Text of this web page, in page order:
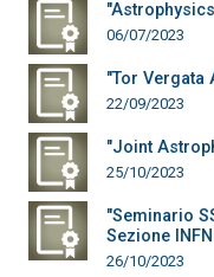
06/07/2023
"Tor Vergata
22/09/2023
"Joint
25/10/2023
"Seminario
Sezione
26/10/2023